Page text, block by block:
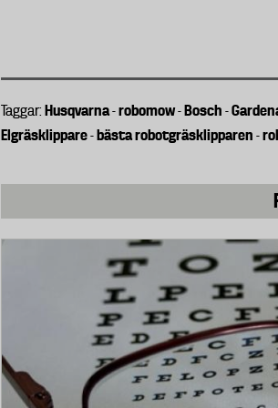
Ljudnivå
Ljudnivån från klippaggregatet och
Taggar: Husqvarna-robomow-Bosch -
Elgräsklippare-bästa robotgräsklipparen -